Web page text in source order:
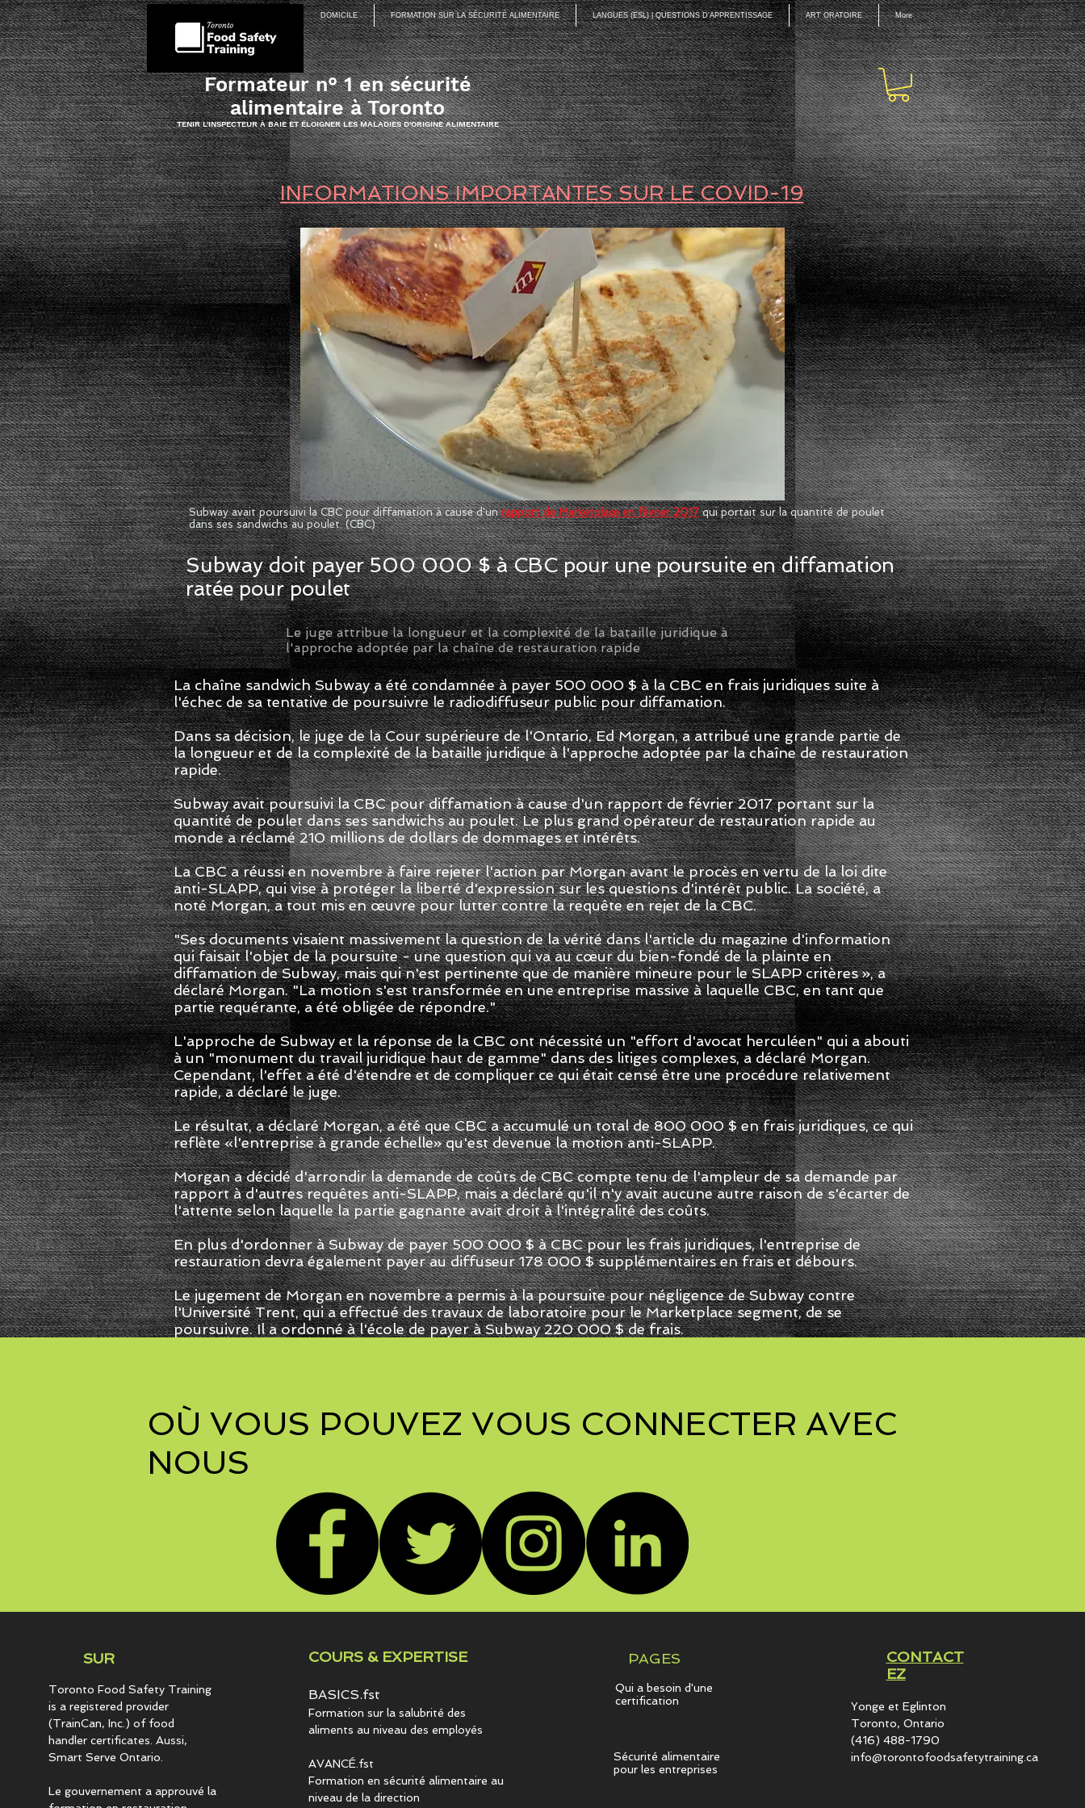
DOMICILE FORMATION SUR LA SÉCURITÉ ALIMENTAIRE LANGUES (ESL) | QUESTIONS D'APPRENTISSAGE ART ORATOIRE More
Formateur n° 1 en sécurité
alimentaire à Toronto
TENIR L'INSPECTEUR À BAIE ET ÉLOIGNER LES MALADIES D'ORIGINE ALIMENTAIRE
INFORMATIONS IMPORTANTES SUR LE COVID-19
Subway avait poursuivi la CBC pour diffamation à cause d'un rapport de Marketplace en février 2017 qui portait sur la quantité de poulet
dans ses sandwichs au poulet. (CBC)
Subway doit payer 500 000 $ à CBC pour une poursuite en diffamation
ratée pour poulet
Le juge attribue la longueur et la complexité de la bataille juridique à
l'approche adoptée par la chaîne de restauration rapide
La chaîne sandwich Subway a été condamnée à payer 500 000 $ à la CBC en frais juridiques suite à
l'échec de sa tentative de poursuivre le radiodiffuseur public pour diffamation.
Dans sa décision, le juge de la Cour supérieure de l'Ontario, Ed Morgan, a attribué une grande partie de
la longueur et de la complexité de la bataille juridique à l'approche adoptée par la chaîne de restauration
rapide.
Subway avait poursuivi la CBC pour diffamation à cause d'un rapport de février 2017 portant sur la
quantité de poulet dans ses sandwichs au poulet. Le plus grand opérateur de restauration rapide au
monde a réclamé 210 millions de dollars de dommages et intérêts.
La CBC a réussi en novembre à faire rejeter l'action par Morgan avant le procès en vertu de la loi dite
anti-SLAPP, qui vise à protéger la liberté d'expression sur les questions d'intérêt public. La société, a
noté Morgan, a tout mis en œuvre pour lutter contre la requête en rejet de la CBC.
"Ses documents visaient massivement la question de la vérité dans l'article du magazine d'information
qui faisait l'objet de la poursuite - une question qui va au cœur du bien-fondé de la plainte en
diffamation de Subway, mais qui n'est pertinente que de manière mineure pour le SLAPP critères », a
déclaré Morgan. "La motion s'est transformée en une entreprise massive à laquelle CBC, en tant que
partie requérante, a été obligée de répondre."
L'approche de Subway et la réponse de la CBC ont nécessité un "effort d'avocat herculéen" qui a abouti
à un "monument du travail juridique haut de gamme" dans des litiges complexes, a déclaré Morgan.
Cependant, l'effet a été d'étendre et de compliquer ce qui était censé être une procédure relativement
rapide, a déclaré le juge.
​
Le résultat, a déclaré Morgan, a été que CBC a accumulé un total de 800 000 $ en frais juridiques, ce qui
reflète «l'entreprise à grande échelle» qu'est devenue la motion anti-SLAPP.
Morgan a décidé d'arrondir la demande de coûts de CBC compte tenu de l'ampleur de sa demande par
rapport à d'autres requêtes anti-SLAPP, mais a déclaré qu'il n'y avait aucune autre raison de s'écarter de
l'attente selon laquelle la partie gagnante avait droit à l'intégralité des coûts.
En plus d'ordonner à Subway de payer 500 000 $ à CBC pour les frais juridiques, l'entreprise de
restauration devra également payer au diffuseur 178 000 $ supplémentaires en frais et débours.
Le jugement de Morgan en novembre a permis à la poursuite pour négligence de Subway contre
l'Université Trent, qui a effectué des travaux de laboratoire pour le Marketplace segment, de se
poursuivre. Il a ordonné à l'école de payer à Subway 220 000 $ de frais.
OÙ VOUS POUVEZ VOUS CONNECTER AVEC
NOUS
SUR
Toronto Food Safety Training
is a registered provider
(TrainCan, Inc.) of food
handler certificates. Aussi,
Smart Serve Ontario.
Le gouvernement a approuvé la
COURS & EXPERTISE
BASICS.fst
Formation sur la salubrité des
aliments au niveau des employés
AVANCÉ.fst
Formation en sécurité alimentaire au
niveau de la direction
PAGES
Qui a besoin d'une
certification
Sécurité alimentaire
pour les entreprises
CONTACT
EZ
Yonge et Eglinton​
Toronto, Ontario
(416) 488-1790
info@torontofoodsafetytraining.ca